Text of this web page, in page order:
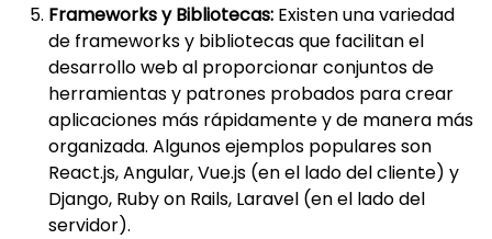
Frameworks y Bibliotecas: Existen una variedad
de frameworks y bibliotecas que facilitan el
desarrollo web al proporcionar conjuntos de
herramientas y patrones probados para crear
aplicaciones más rápidamente y de manera más
organizada. Algunos ejemplos populares son
React.js, Angular, Vue.js (en el lado del cliente) y
Django, Ruby on Rails, Laravel (en el lado del
servidor).